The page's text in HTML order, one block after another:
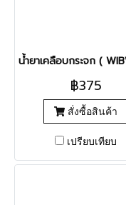
น้ำยาเคลือบกระจก (
฿375
สั่งซื้อสินค้า
เปรียบเทียบ